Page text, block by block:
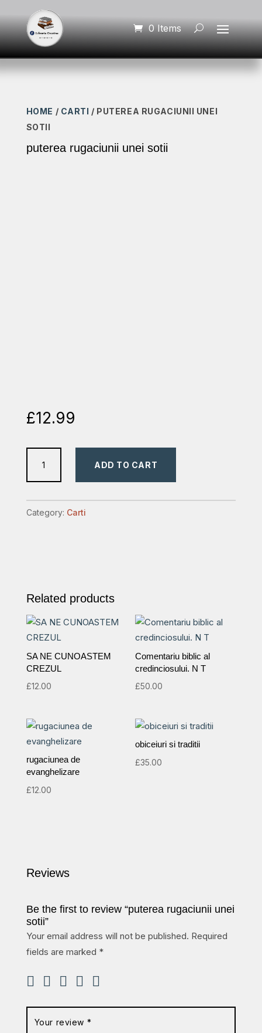
0 Items
HOME / CARTI / PUTEREA RUGACIUNII UNEI
SOTII
puterea rugaciunii unei sotii
£12.99
rugaciunii
sotii
quantity
ADD TO CART
Category: Carti
Related products
SA NE CUNOASTEM
CREZUL
£12.00
Comentariu biblic al
credinciosului. N T
£50.00
rugaciunea de
evanghelizare
£12.00
obiceiuri si traditii
£35.00
Reviews
Be the first to review “puterea rugaciunii unei
sotii”
Your email address will not be published. Required
fields are marked *